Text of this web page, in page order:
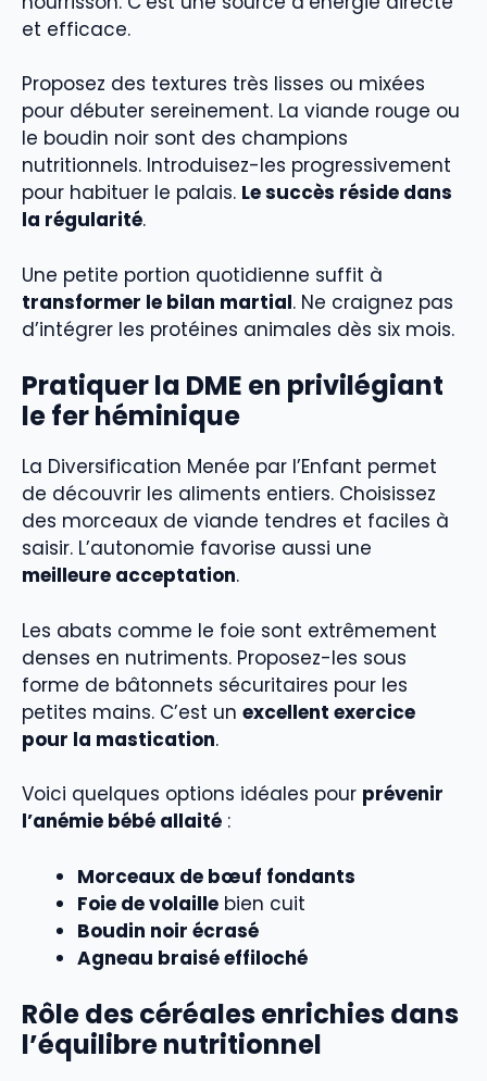
et efficace.
Proposez des textures très lisses ou mixées
pour débuter sereinement. La viande rouge ou
le boudin noir sont des champions
nutritionnels. Introduisez-les progressivement
pour habituer le palais. Le succès réside dans
la régularité.
Une petite portion quotidienne suffit à
transformer le bilan martial. Ne craignez pas
d’intégrer les protéines animales dès six mois.
Pratiquer la DME en privilégiant
le fer héminique
La Diversification Menée par l’Enfant permet
de découvrir les aliments entiers. Choisissez
des morceaux de viande tendres et faciles à
saisir. L’autonomie favorise aussi une
meilleure acceptation.
Les abats comme le foie sont extrêmement
denses en nutriments. Proposez-les sous
forme de bâtonnets sécuritaires pour les
petites mains. C’est un excellent exercice
pour la mastication.
Voici quelques options idéales pour prévenir
l’anémie bébé allaité :
Morceaux de bœuf fondants
Foie de volaille bien cuit
Boudin noir écrasé
Agneau braisé effiloché
Rôle des céréales enrichies dans
l’équilibre nutritionnel